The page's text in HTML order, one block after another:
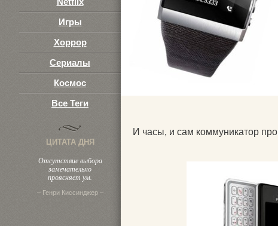
Игры
Хоррор
Сериалы
Космос
Все Теги
ЦИТАТА ДНЯ
Отсутствие выбора
замечательно
проясняет ум.
– Генри Киссинджер –
И часы, и сам коммуникатор